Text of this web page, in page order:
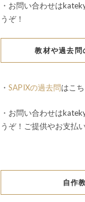
・お問い合わせは
うぞ！
教材や過去問
・ SAPIXの過去問はこ
・お問い合わせは
うぞ！ご提供やお支払
自作